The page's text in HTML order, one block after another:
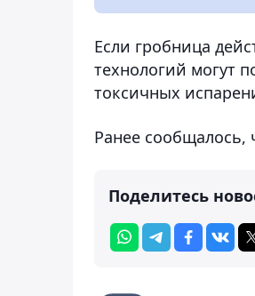
Если гробница
технологий могут
токсичных
Ранее
Поделитесь